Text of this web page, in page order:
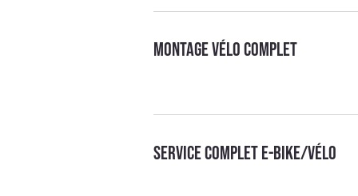
Montage vélo complet
Service complet E-bike/Vélo